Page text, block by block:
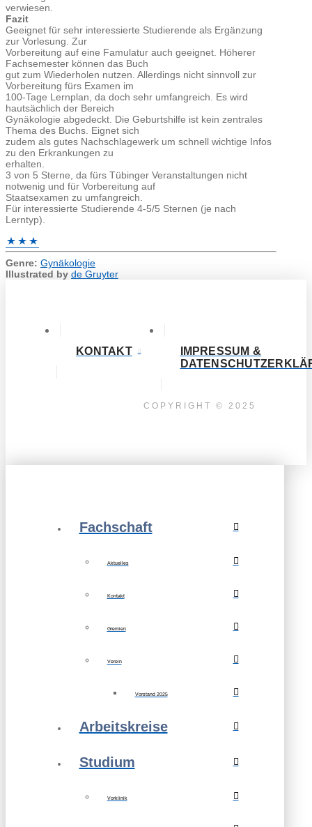
verwiesen.
Fazit
Geeignet für sehr interessierte Studierende als Ergänzung
zur Vorlesung. Zur
Vorbereitung auf eine Famulatur auch geeignet. Höherer
Fachsemester können das Buch
gut zum Wiederholen nutzen. Allerdings nicht sinnvoll zur
Vorbereitung fürs Examen im
100-Tage Lernplan, da doch sehr umfangreich. Es wird
hautsächlich der Bereich
Gynäkologie abgedeckt. Die Geburtshilfe ist kein zentrales
Thema des Buchs. Eignet sich
zudem als gutes Nachschlagewerk um schnell wichtige Infos
zu den Erkrankungen zu
erhalten.
3 von 5 Sterne, da fürs Tübinger Veranstaltungen nicht
notwenig und für Vorbereitung auf
Staatsexamen zu umfangreich.
Für interessierte Studierende 4-5/5 Sternen (je nach
Lerntyp).
Genre: Gynäkologie
Illustrated by de Gruyter
KONTAKT
IMPRESSUM &
COPYRIGHT © 2025
Fachschaft
Aktuelles
Kontakt
Gremien
Verein
Vorstand 2025
Arbeitskreise
Studium
Vorklinik